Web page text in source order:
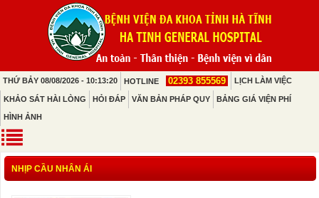
THỨ BẢY 08/08/2026 - 10:13:20 HOTLINE 02393 855569 LỊCH LÀM VIỆC
KHẢO SÁT HÀI LÒNG HỎI ĐÁP VĂN BẢN PHÁP QUY BẢNG GIÁ VIỆN PHÍ
HÌNH ẢNH
NHỊP CẦU NHÂN ÁI